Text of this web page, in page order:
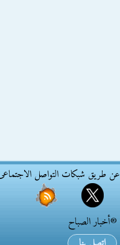
طريق شبكات التواصل الاجتماعى
®أخبار الصباح